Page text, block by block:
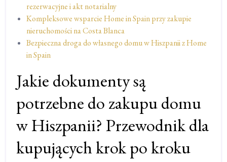
rezerwacyjne i akt notarialny
Kompleksowe wsparcie Home in Spain przy zakupie
nieruchomości na Costa Blanca
Bezpieczna droga do własnego domu w Hiszpanii z Home
in Spain
Jakie dokumenty są
potrzebne do zakupu domu
w Hiszpanii? Przewodnik dla
kupujących krok po kroku